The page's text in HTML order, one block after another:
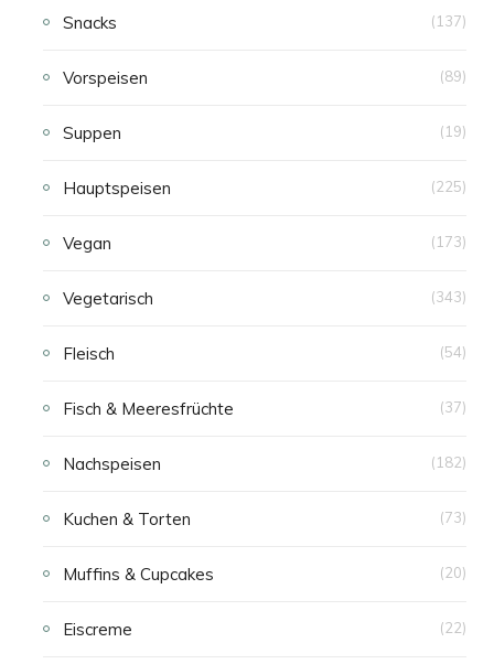
Snacks (137)
Vorspeisen (89)
Suppen (19)
Hauptspeisen (225)
Vegan (173)
Vegetarisch (343)
Fleisch (54)
Fisch & Meeresfrüchte (37)
Nachspeisen (182)
Kuchen & Torten (73)
Muffins & Cupcakes (20)
Eiscreme (22)